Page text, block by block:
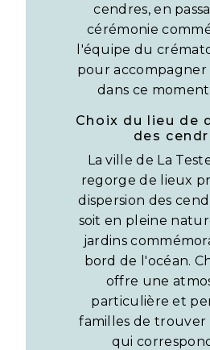
cendres, en
cérémonie
l'équipe du
pour accompagner
dans ce
Choix du lieu de
des
La ville de La
regorge de lieux
dispersion des
soit en pleine
jardins
bord de l'océan.
offre une
particulière et
familles de
qui